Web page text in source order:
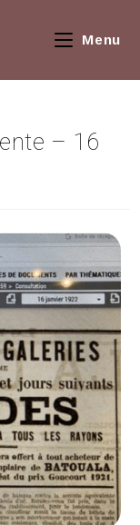
Menu
– 16